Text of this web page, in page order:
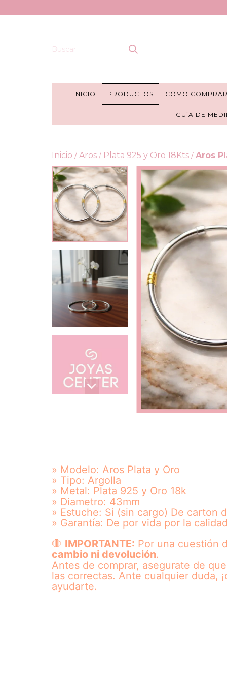
INICIO PRODUCTOS CÓMO COMPRAR
GUÍA DE
Inicio / Aros / Plata 925 y Oro 18Kts / Aros
» Modelo: Aros Plata y Oro
» Tipo: Argolla
» Metal: Plata 925 y Oro 18k
» Diametro: 43mm
» Estuche: Si (sin cargo) De carton
» Garantía: De por vida por la
🛑 IMPORTANTE: Por una cuestión
cambio ni devolución.
Antes de comprar, asegurate de
las correctas. Ante cualquier duda,
ayudarte.